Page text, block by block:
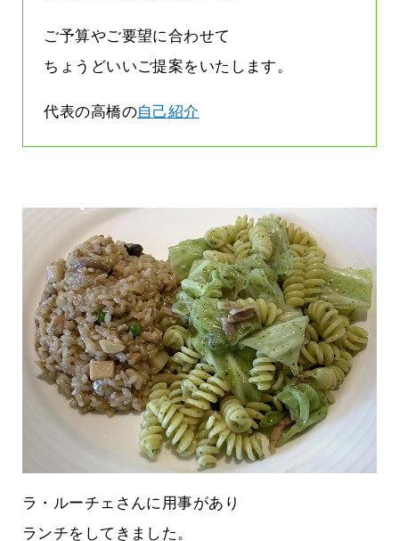
ご予算やご要望に合わせて
ちょうどいいご提案をいたします。
代表の高橋の自己紹介
ラ・ルーチェさんに用事があり
ランチをしてきました。